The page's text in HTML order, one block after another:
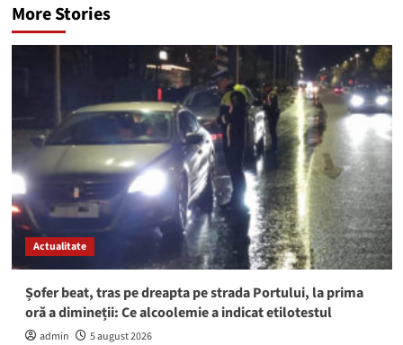
More Stories
Actualitate
Șofer beat, tras pe dreapta pe strada Portului, la prima
oră a dimineții: Ce alcoolemie a indicat etilotestul
admin 5 august 2026